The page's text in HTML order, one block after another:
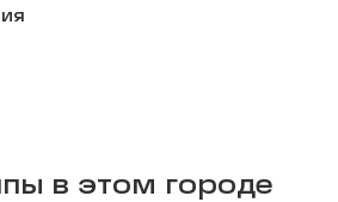
в этом городе